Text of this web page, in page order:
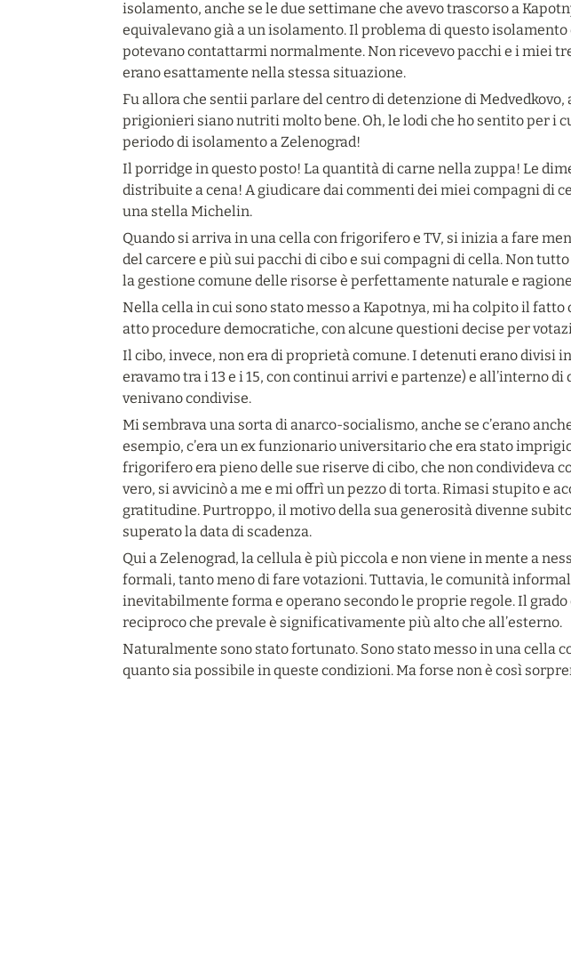
isolamento, anche se le due settimane che avevo trascorso a
equivalevano già a un isolamento. Il problema di questo
potevano contattarmi normalmente. Non ricevevo pacchi e i miei
erano esattamente nella stessa situazione.
Fu allora che sentii parlare del centro di detenzione di Medvedkovo,
prigionieri siano nutriti molto bene. Oh, le lodi che ho sentito per i
periodo di isolamento a Zelenograd!
Il porridge in questo posto! La quantità di carne nella zuppa! Le
distribuite a cena! A giudicare dai commenti dei miei compagni di
una stella Michelin.
Quando si arriva in una cella con frigorifero e TV, si inizia a fare
del carcere e più sui pacchi di cibo e sui compagni di cella. Non
la gestione comune delle risorse è perfettamente naturale e
Nella cella in cui sono stato messo a Kapotnya, mi ha colpito il fatto
atto procedure democratiche, con alcune questioni decise per
Il cibo, invece, non era di proprietà comune. I detenuti erano divisi
eravamo tra i 13 e i 15, con continui arrivi e partenze) e all’interno
venivano condivise.
Mi sembrava una sorta di anarco-socialismo, anche se c’erano
esempio, c’era un ex funzionario universitario che era stato
frigorifero era pieno delle sue riserve di cibo, che non condivideva
vero, si avvicinò a me e mi offrì un pezzo di torta. Rimasi stupito e
gratitudine. Purtroppo, il motivo della sua generosità divenne
superato la data di scadenza.
Qui a Zelenograd, la cellula è più piccola e non viene in mente a
formali, tanto meno di fare votazioni. Tuttavia, le comunità
inevitabilmente forma e operano secondo le proprie regole. Il
reciproco che prevale è significativamente più alto che all’esterno.
Naturalmente sono stato fortunato. Sono stato messo in una cella
quanto sia possibile in queste condizioni. Ma forse non è così